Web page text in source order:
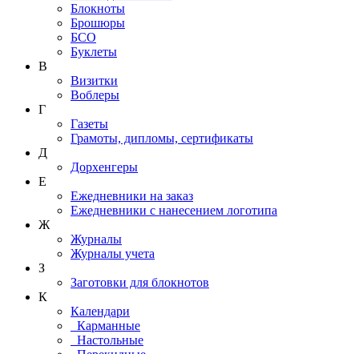
Блокноты
Брошюры
БСО
Буклеты
В
Визитки
Воблеры
Г
Газеты
Грамоты, дипломы, сертификаты
Д
Дорхенгеры
Е
Ежедневники на заказ
Ежедневники с нанесением логотипа
Ж
Журналы
Журналы учета
З
Заготовки для блокнотов
К
Календари
Карманные
Настольные